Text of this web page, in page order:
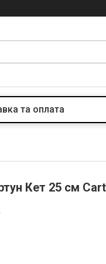
та оплата
Кет 25 см